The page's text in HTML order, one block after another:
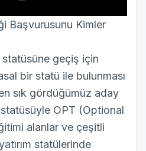
Başvurusunu Kimler
geçiş için
bir statü ile bulunması
sık gördüğümüz aday
OPT (Optional
alanlar ve çeşitli
statülerinde